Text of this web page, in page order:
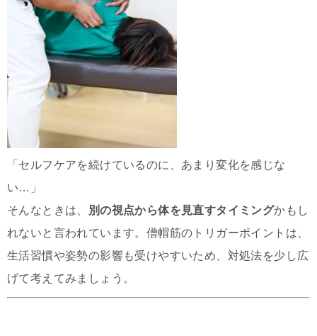
「セルフケアを続けているのに、あまり変化を感じな
い…」
そんなときは、
別の視点から体を見直すタイミングかもし
れないと言われています。僧帽筋のトリガーポイントは、
生活習慣や姿勢の影響も受けやすいため、対処法を少し広
げて考えてみましょう。